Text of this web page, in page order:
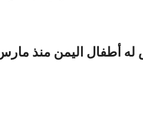
له أطفال اليمن منذ